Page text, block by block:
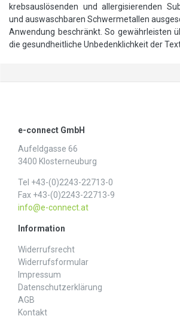
krebsauslösenden und allergisierenden
und auswaschbaren Schwermetallen
Anwendung beschränkt. So gewährleisten
die gesundheitliche Unbedenklichkeit der
e-connect GmbH
Aufeldgasse 66
3400 Klosterneuburg
Tel +43-(0)2243-22713-0
Fax +43-(0)2243-22713-9
info@e-connect.at
Information
Widerrufs­recht
Widerrufs­formular
Impressum
Daten­schutz­erklärung
AGB
Kontakt